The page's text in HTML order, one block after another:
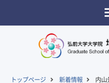
トップページ 新着情報
内山